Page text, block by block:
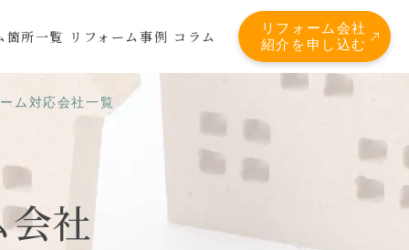
箇所一覧 リフォーム事例 コラム
リフォーム会社
紹介を申し込む
ム対応会社一覧
社